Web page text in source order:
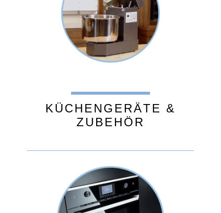
KÜCHENGERÄTE &
ZUBEHÖR